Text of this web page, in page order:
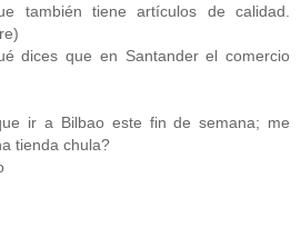
también tiene artículos de calidad.
dices que en Santander el comercio
ir a Bilbao este fin de semana; me
tienda chula?